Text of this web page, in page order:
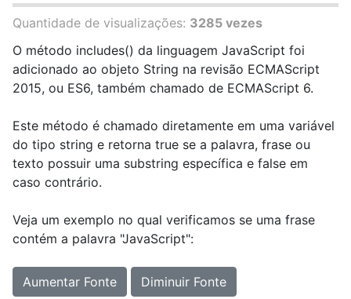
Quantidade de visualizações: 3285 vezes
O método includes() da linguagem JavaScript foi
adicionado ao objeto String na revisão ECMAScript
2015, ou ES6, também chamado de ECMAScript 6.
Este método é chamado diretamente em uma variável
do tipo string e retorna true se a palavra, frase ou
texto possuir uma substring específica e false em
caso contrário.
Veja um exemplo no qual verificamos se uma frase
contém a palavra "JavaScript":
Aumentar Fonte Diminuir Fonte